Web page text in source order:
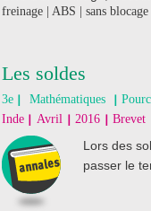
freinage | ABS | sans
Les soldes
3e Mathématiques
Inde Avril 2016 Brevet
Lors des
passer le